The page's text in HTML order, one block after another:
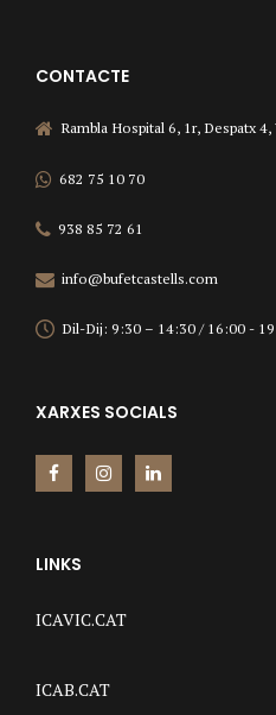
CONTACTE
Rambla Hospital 6, 1r, Despatx 4,
682 75 10 70
938 85 72 61
info@bufetcastells.com
Dil-Dij: 9:30 – 14:30 / 16:00 -
XARXES SOCIALS
LINKS
ICAVIC.CAT
ICAB.CAT